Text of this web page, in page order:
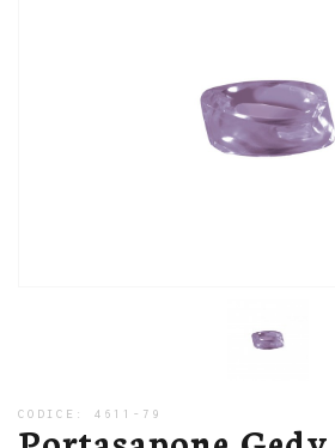
CODICE: 4611-79